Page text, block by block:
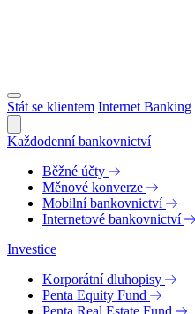
Stát se klientem Internet Banking
Každodenní bankovnictví
Běžné účty
Měnové konverze
Mobilní bankovnictví
Internetové bankovnictví
Investice
Korporátní dluhopisy
Penta Equity Fund
Penta Real Estate Fund